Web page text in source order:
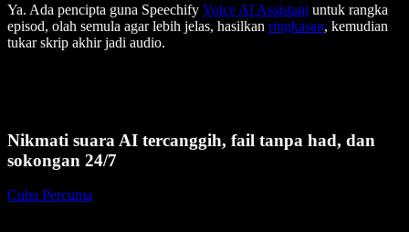
Ya. Ada pencipta guna Speechify Voice AI Assistant untuk rangka
episod, olah semula agar lebih jelas, hasilkan ringkasan, kemudian
tukar skrip akhir jadi audio.
Nikmati suara AI tercanggih, fail tanpa had, dan
sokongan 24/7
Cuba Percuma